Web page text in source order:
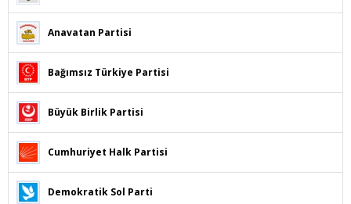
Anavatan Partisi
Bağımsız Türkiye Partisi
Büyük Birlik Partisi
Cumhuriyet Halk Partisi
Demokratik Sol Parti